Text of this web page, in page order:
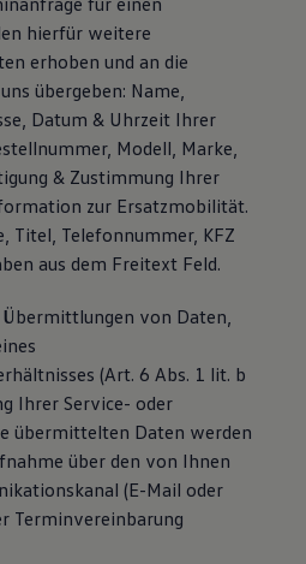
hierfür weitere
erhoben und an die
übergeben: Name,
Datum & Uhrzeit Ihrer
Modell, Marke,
& Zustimmung Ihrer
zur Ersatzmobilität.
Titel, Telefonnummer, KFZ
aus dem Freitext Feld.
Übermittlungen von Daten,
(Art. 6 Abs. 1 lit. b
Ihrer Service- oder
übermittelten Daten werden
über den von Ihnen
(E-Mail oder
Terminvereinbarung